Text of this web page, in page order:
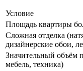
Условие
Площадь квартиры
Сложная отделка
дизайнерские обои,
Значительный объём
мебель, техника)